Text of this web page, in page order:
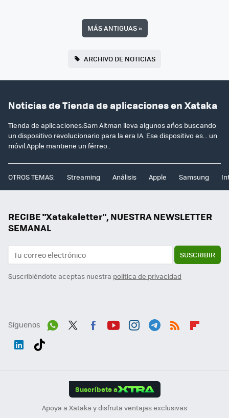
MÁS ANTIGUAS»
ARCHIVO DE NOTICIAS
Noticias de Tienda de aplicaciones en Xataka
Tienda de aplicaciones:Sam Altman lleva algunos años buscando
un dispositivo revolucionario para la era IA. Ese dispositivo es... un
móvil.Apple mantiene un férreo..
OTROS TEMAS: Streaming Análisis Apple Samsung
RECIBE "Xatakaletter", NUESTRA NEWSLETTER
SEMANAL
SUSCRIBIR
Suscribiéndote aceptas nuestra política de privacidad
Síguenos
Suscríbete a
Apoya a Xataka y disfruta ventajas exclusivas